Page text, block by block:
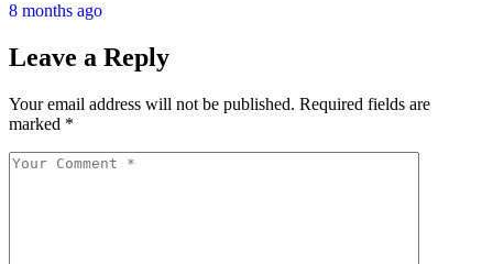
8 months ago
Leave a Reply
Your email address will not be published. Required fields are
marked *